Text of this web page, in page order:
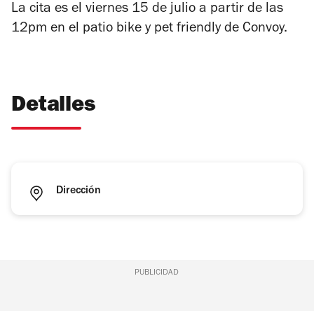
La cita es el viernes 15 de julio a partir de las
12pm en el patio bike y pet friendly de Convoy.
Detalles
Dirección
PUBLICIDAD